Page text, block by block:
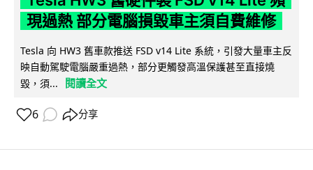
現過熱 部分電腦損毀車主須自費維修
Tesla 向 HW3 舊車款推送 FSD v14 Lite 系統，引發大量車主反
映自動駕駛電腦嚴重過熱，部分更觸發高溫保護甚至直接燒
毀，須...
閱讀全文
6 分享